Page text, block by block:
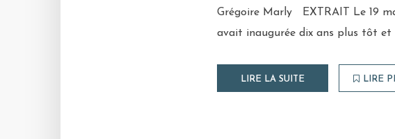
Grégoire Marly EXTRAIT Le 19
avait inaugurée dix ans plus tôt et
LIRE LA SUITE LIRE